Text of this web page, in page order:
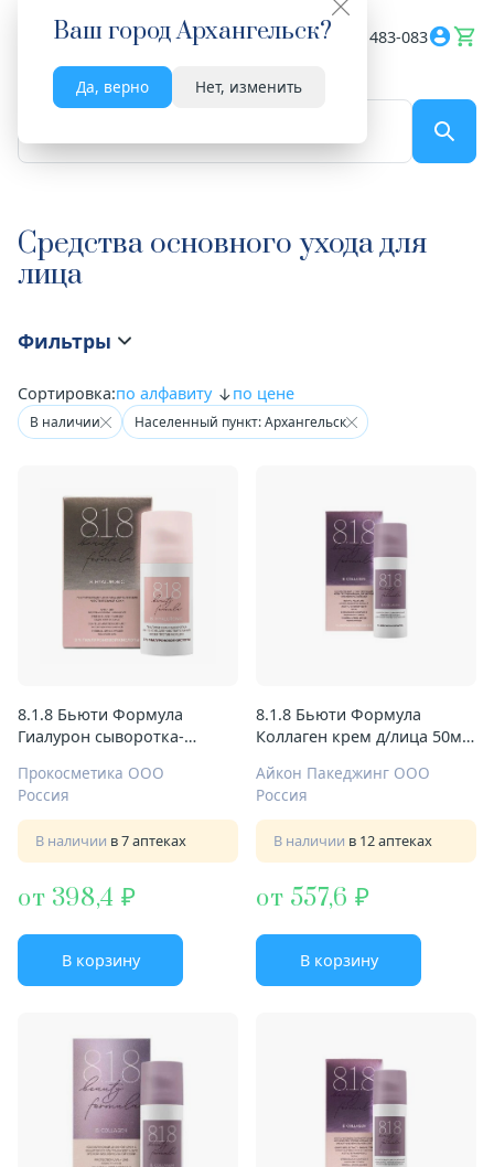
Ваш городАрхангельск?
Да, верно Нет, изменить
Весь сайт 8182 483-083
Средства основного ухода для
лица
Фильтры
Сортировка:по алфавиту по цене
В наличии Населенный пункт: Архангельск
8.1.8 Бьюти Формула
Гиалурон сыворотка-
кожи
Прокосметика ООО
Россия
В наличии в 7 аптеках
от 398,4
В корзину
8.1.8 Бьюти Формула
Коллаген крем д/лица 50мл
Айкон Пакеджинг ООО
Россия
В наличии в 12 аптеках
от 557,6
В корзину